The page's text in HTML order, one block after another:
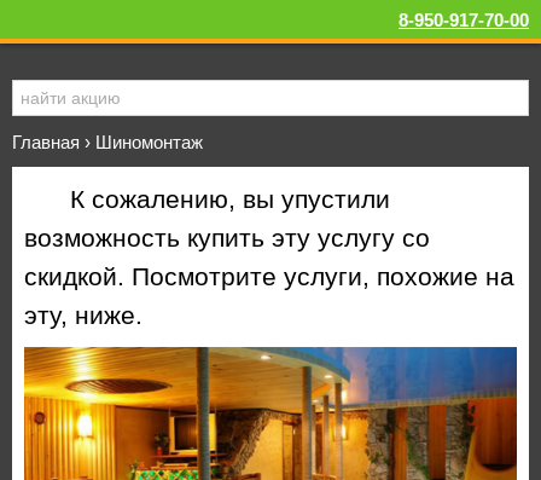
8-950-917-70-00
Главная › Шиномонтаж
К сожалению, вы упустили
возможность купить эту услугу со
скидкой. Посмотрите услуги, похожие на
эту, ниже.